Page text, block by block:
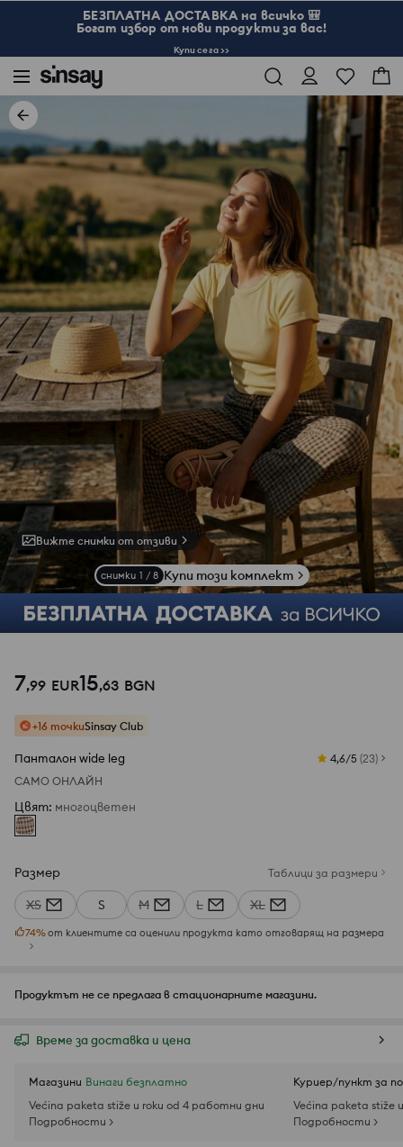
БЕЗПЛАТНА ДОСТАВКА на всичко 🎒
Богат избор от нови продукти за вас!
Купи сега >>
Вижте снимки от отзиви
снимки 1 / 8 Купи този комплект
7,99 EUR15,63 BGN
+16 точкиSinsay Club
Панталон wide leg 4,6/5 (23)
САМО ОНЛАЙН
Цвят: многоцветен
Размер Таблици за размери
XS S M L XL
74%от клиентите са оценили продукта като отговарящ на размера
Продуктът не се предлага в стационарните магазини.
Време за доставка и цена
Магазини Винаги безплатно
Većina paketa stiže u roku od 4 работни дни
Подробности >
Куриер/пункт за
Većina paketa stiže
Подробности >